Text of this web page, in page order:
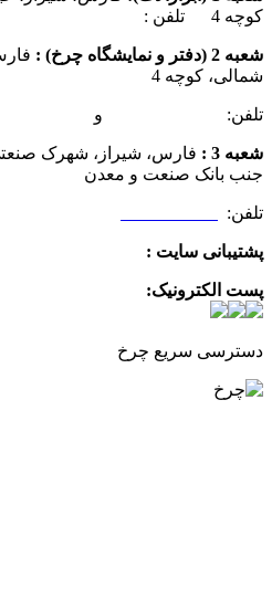
کوچه 4 تلفن :
شعبه 2 (دفتر و نمایشگاه چرخ) :
شمالی، کوچه 4
تلفن: و
شعبه 3 :
فارس، شیراز، شهرک
جنب بانک صنعت و معدن
تلفن:
پشتیبانی سایت :
پست الکترونیک:
دسترسی سریع چرخ